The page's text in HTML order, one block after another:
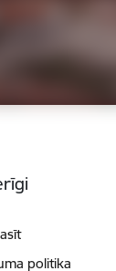
politika